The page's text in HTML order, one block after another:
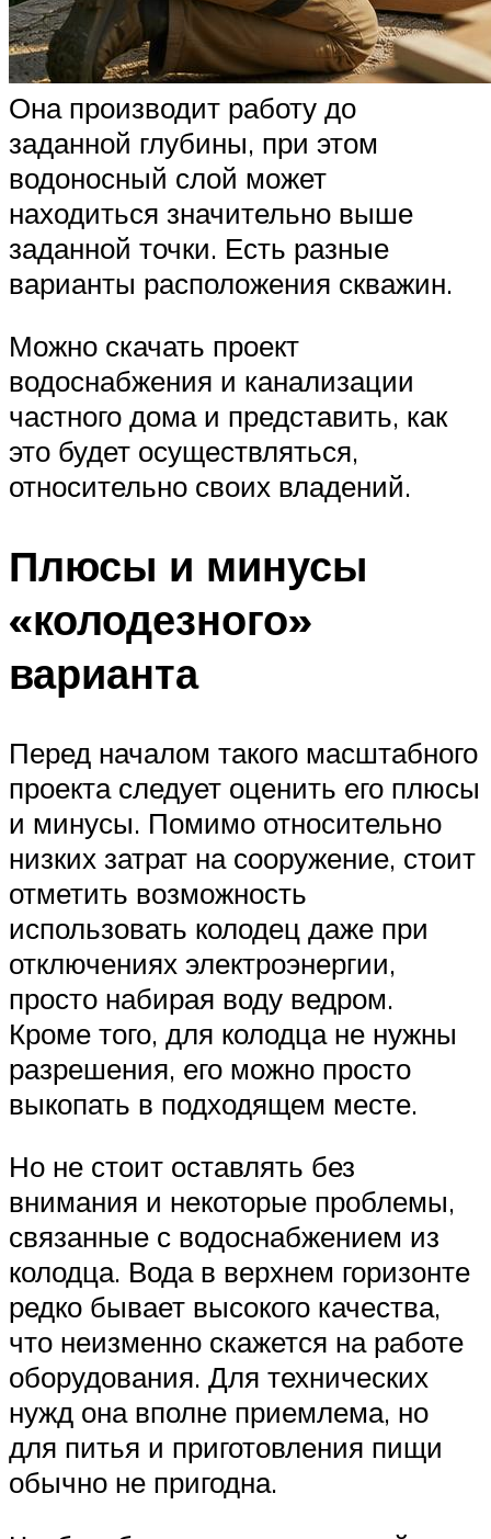
Она производит работу до
заданной глубины, при этом
водоносный слой может
находиться значительно выше
заданной точки. Есть разные
варианты расположения скважин.
Можно скачать проект
водоснабжения и канализации
частного дома и представить, как
это будет осуществляться,
относительно своих владений.
Плюсы и минусы
«колодезного»
варианта
Перед началом такого масштабного
проекта следует оценить его плюсы
и минусы. Помимо относительно
низких затрат на сооружение, стоит
отметить возможность
использовать колодец даже при
отключениях электроэнергии,
просто набирая воду ведром.
Кроме того, для колодца не нужны
разрешения, его можно просто
выкопать в подходящем месте.
Но не стоит оставлять без
внимания и некоторые проблемы,
связанные с водоснабжением из
колодца. Вода в верхнем горизонте
редко бывает высокого качества,
что неизменно скажется на работе
оборудования. Для технических
нужд она вполне приемлема, но
для питья и приготовления пищи
обычно не пригодна.